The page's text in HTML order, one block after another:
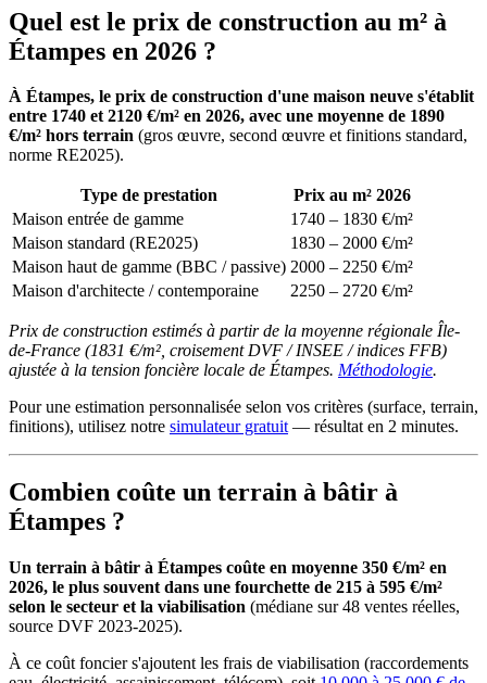
Quel est le prix de construction au m² à
Étampes en 2026 ?
À Étampes, le prix de construction d'une maison neuve s'établit
entre 1740 et 2120 €/m² en 2026, avec une moyenne de 1890
€/m² hors terrain (gros œuvre, second œuvre et finitions standard,
norme RE2025).
Type de prestation
Prix au m² 2026
Maison entrée de gamme
1740 – 1830 €/m²
Maison standard (RE2025)
1830 – 2000 €/m²
Maison haut de gamme (BBC / passive) 2000 – 2250 €/m²
Maison d'architecte / contemporaine
2250 – 2720 €/m²
Prix de construction estimés à partir de la moyenne régionale Île-
de-France (1831 €/m², croisement DVF / INSEE / indices FFB)
ajustée à la tension foncière locale de Étampes. Méthodologie.
Pour une estimation personnalisée selon vos critères (surface, terrain,
finitions), utilisez notre simulateur gratuit— résultat en 2 minutes.
Combien coûte un terrain à bâtir à
Étampes ?
Un terrain à bâtir à Étampes coûte en moyenne 350 €/m² en
2026, le plus souvent dans une fourchette de 215 à 595 €/m²
selon le secteur et la viabilisation (médiane sur 48 ventes réelles,
source DVF 2023-2025).
À ce coût foncier s'ajoutent les frais de viabilisation (raccordements